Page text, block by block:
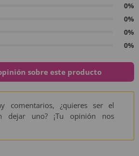
0%
0%
0%
0%
sobre este producto
comentarios, ¿quieres ser el
dejar uno? ¡Tu opinión nos